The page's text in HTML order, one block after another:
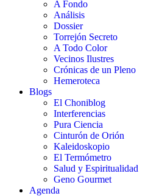
A Fondo
Análisis
Dossier
Torrejón Secreto
A Todo Color
Vecinos Ilustres
Crónicas de un Pleno
Hemeroteca
Blogs
El Choniblog
Interferencias
Pura Ciencia
Cinturón de Orión
Kaleidoskopio
El Termómetro
Salud y Espiritualidad
Geno Gourmet
Agenda